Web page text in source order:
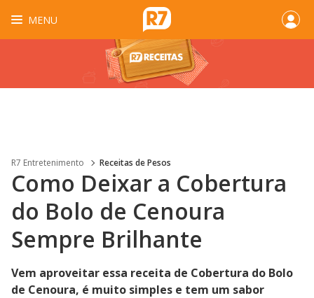
MENU
R7 Entretenimento Receitas de Pesos
Como Deixar a Cobertura
do Bolo de Cenoura
Sempre Brilhante
Vem aproveitar essa receita de Cobertura do Bolo
de Cenoura, é muito simples e tem um sabor